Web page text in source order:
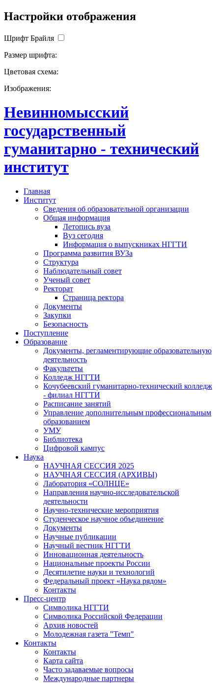
Настройки отображения
Шрифт Брайля
Размер шрифта:
Цветовая схема:
Изображения:
Невинномысский
государственный
гуманитарно - технический
институт
Главная
Институт
Сведения об образовательной организации
Общая информация
Летопись вуза
Вуз сегодня
Информация о выпускниках НГГТИ
Программа развития ВУЗа
Структура
Наблюдательный совет
Ученый совет
Ректорат
Страница ректора
Документы
Закупки
Безопасность
Поступление
Образование
Документы, регламентирующие образовательную
деятельность
Факультеты
Колледж НГГТИ
Кочубеевский гуманитарно-технический колледж
- филиал НГГТИ
Расписание занятий
Управление дополнительным профессиональным
образованием
УМУ
Библиотека
Цифровой кампус
Наука
НАУЧНАЯ СЕССИЯ 2025
НАУЧНАЯ СЕССИЯ (АРХИВЫ)
Лаборатория «СОЛНЦЕ»
Направления научно-исследовательской
деятельности
Научно-технические мероприятия
Студенческое научное объединение
Документы
Научные публикации
Научный вестник НГГТИ
Инновационная деятельность
Национальные проекты России
Десятилетие науки и технологий
Федеральный проект «Наука рядом»
Контакты
Пресс-центр
Символика НГГТИ
Символика Российской Федерации
Архив новостей
Молодежная газета "Темп"
Контакты
Контакты
Карта сайта
Часто задаваемые вопросы
Международные партнеры